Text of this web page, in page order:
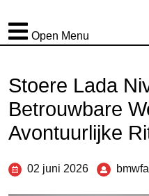
Open Menu
Stoere Lada
Betrouwbare
Avontuurlijke
02 juni 2026